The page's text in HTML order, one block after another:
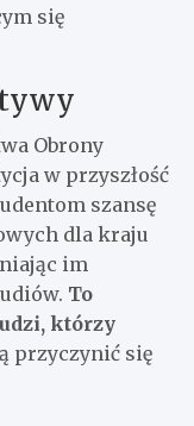
się
Obrony
w przyszłość
szansę
dla kraju
im
To
którzy
przyczynić się